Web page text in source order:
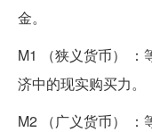
金。
M1 （狭义货币） ：
济中的现实购买力。
M2 （广义货币） ：